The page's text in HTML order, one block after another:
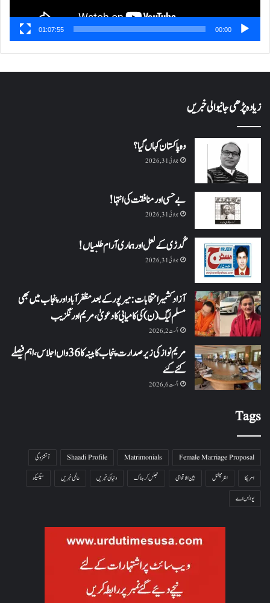
00:00
01:07:55
زیادہ پڑھی جانیوالی خبریں
وہ پاکستان کہاں گیا؟
جولائی 31, 2026
بے حسی اور منافقت کی انتہا !
جولائی 31, 2026
گُدڑی کے لعل اور ہماری آرام طلبیاں!
جولائی 31, 2026
آزاد کشمیر انتخابات: میرپور کے بعد مظفرآباد اور پنجاب میں بھی
مسلم لیگ (ن) کی کامیابی کا دعویٰ، مریم اورنگزیب
اگست 2, 2026
مریم نواز کی زیر صدارت پنجاب کابینہ کا 36واں اجلاس،اہم فیصلے
کئے گئے
اگست 6, 2026
Tags
Female Marriage Proposal
Matrimonials
Shaadi Profile
آتشزدگی
امریکا
انٹرنیشنل بین الاقوامی جھلس کر ہلاک دنیا کی خبریں عالمی خبریں
میکسیکو
یو ایس اے